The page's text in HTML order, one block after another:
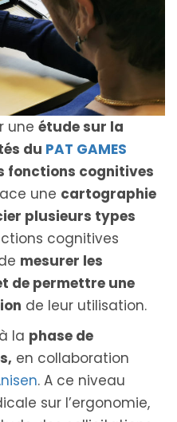
une étude sur la
du PAT GAMES
fonctions cognitives
une cartographie
plusieurs types
cognitives
mesurer les
de permettre une
de leur utilisation.
la phase de
en collaboration
. A ce niveau
sur l’ergonomie,